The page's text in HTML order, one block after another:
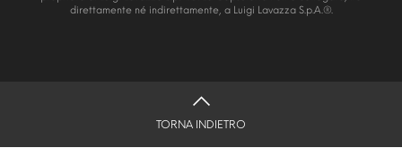
direttamente né indirettamente, a Luigi Lavazza S.p.A.®.
TORNA INDIETRO